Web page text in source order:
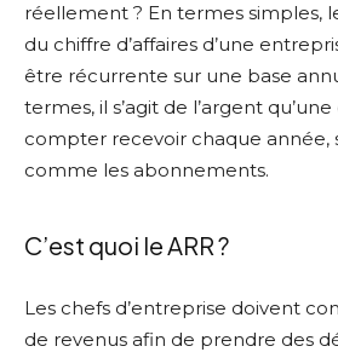
réellement ? En termes simples,
du chiffre d’affaires d’une
être récurrente sur une base
termes, il s’agit de l’argent
compter recevoir chaque année,
comme les abonnements.
C’est quoi le ARR ?
Les chefs d’entreprise doivent
de revenus afin de prendre des